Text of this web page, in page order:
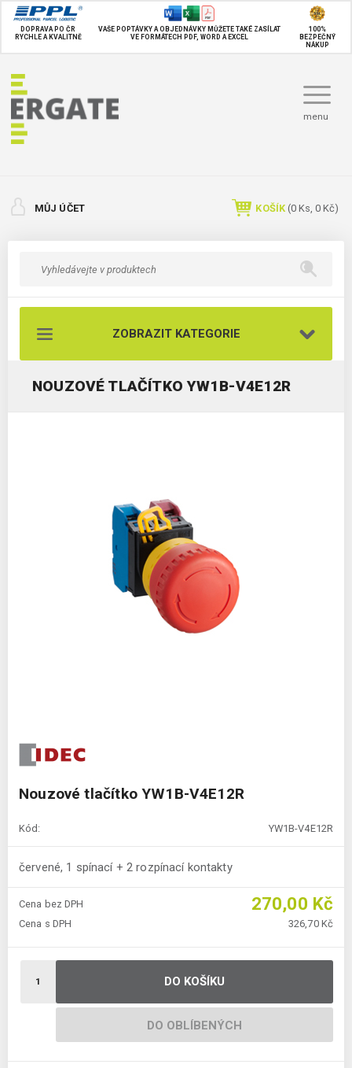
DOPRAVA PO ČR
RYCHLE A KVALITNĚ
VAŠE POPTÁVKY A OBJEDNÁVKY MŮŽETE TAKÉ ZASÍLAT
VE FORMÁTECH PDF, WORD A EXCEL
100%
BEZPEČNÝ
NÁKUP
menu
MŮJ ÚČET KOŠÍK (0 Ks, 0 Kč)
ZOBRAZIT KATEGORIE
NOUZOVÉ TLAČÍTKO YW1B-V4E12R
Nouzové tlačítko YW1B-V4E12R
Kód: YW1B-V4E12R
červené, 1 spínací + 2 rozpínací kontakty
Cena bez DPH 270,00 Kč
Cena s DPH 326,70 Kč
DO KOŠÍKU
DO OBLÍBENÝCH